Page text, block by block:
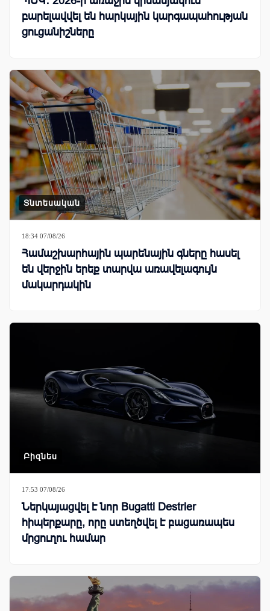
բարելավվել են հարկային կարգապահության
ցուցանիշները
Տնտեսական
18:34 07/08/26
Համաշխարհային պարենային գները հասել
են վերջին երեք տարվա առավելագույն
մակարդակին
Բիզնես
17:53 07/08/26
Ներկայացվել է նոր Bugatti Destrier
հիպերքարը, որը ստեղծվել է բացառապես
մրցուղու համար